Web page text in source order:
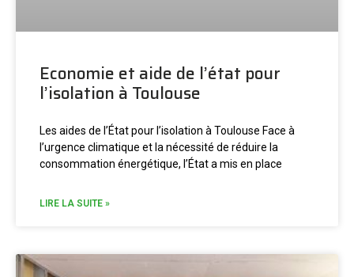
Economie et aide de l’état pour
l’isolation à Toulouse
Les aides de l’État pour l’isolation à Toulouse Face à
l’urgence climatique et la nécessité de réduire la
consommation énergétique, l’État a mis en place
LIRE LA SUITE »